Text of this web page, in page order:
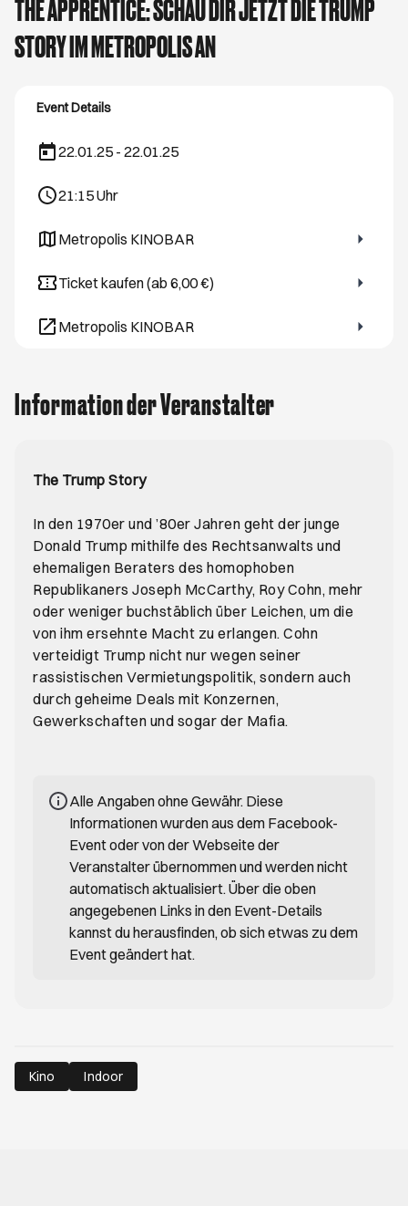
THE APPRENTICE: SCHAU DIR JETZT DIE TRUMP
STORY IM METROPOLIS AN
Event Details
22.01.25 - 22.01.25
21:15Uhr
Metropolis KINOBAR
Öffnet ein neues Browser-Tab
Ticket kaufen (ab 6,00 €)
Öffnet ein neues Browser-Tab
Metropolis KINOBAR
Öffnet ein neues Browser-Tab
Information der Veranstalter
The Trump Story
In den 1970er und ’80er Jahren geht der junge
Donald Trump mithilfe des Rechtsanwalts und
ehemaligen Beraters des homophoben
Republikaners Joseph McCarthy, Roy Cohn, mehr
oder weniger buchstäblich über Leichen, um die
von ihm ersehnte Macht zu erlangen. Cohn
verteidigt Trump nicht nur wegen seiner
rassistischen Vermietungspolitik, sondern auch
durch geheime Deals mit Konzernen,
Gewerkschaften und sogar der Mafia.
Alle Angaben ohne Gewähr. Diese
Informationen wurden aus dem Facebook-
Event oder von der Webseite der
Veranstalter übernommen und werden nicht
automatisch aktualisiert. Über die oben
angegebenen Links in den Event-Details
kannst du herausfinden, ob sich etwas zu dem
Event geändert hat.
Kino Indoor